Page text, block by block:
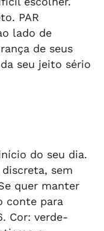
PAR
lado de
de seus
seu jeito sério
do seu dia.
sem
quer manter
conte para
Cor: verde-